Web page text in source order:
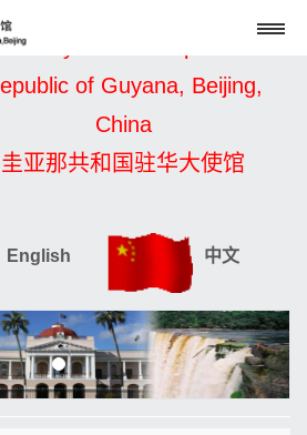
of the Cooperative
of Guyana, Beijing,
China
圭亚那共和国驻华大使馆
English 中文